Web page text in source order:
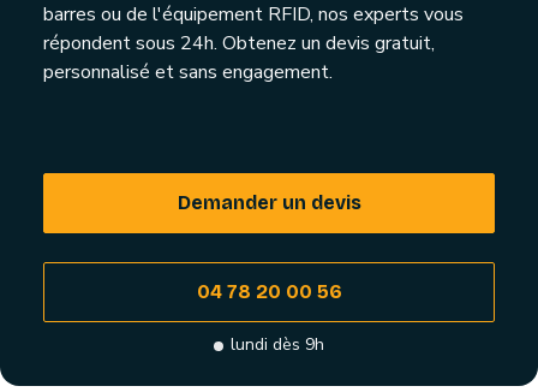
barres ou de l'équipement RFID, nos experts vous
répondent sous 24h. Obtenez un devis gratuit,
personnalisé et sans engagement.
Demander un devis
04 78 20 00 56
lundi dès 9h